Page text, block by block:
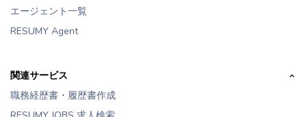
エージェント一覧
RESUMY Agent
関連サービス
職務経歴書・履歴書作成